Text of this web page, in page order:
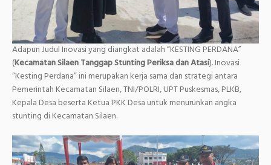
Adapun Judul Inovasi yang diangkat adalah “KESTING PERDANA”
(Kecamatan Silaen Tanggap StuntingPeriksa dan Atasi). Inovasi
“Kesting Perdana” ini merupakan kerja sama dan strategi antara
Pemerintah Kecamatan Silaen, TNI/POLRI, UPT Puskesmas, PLKB,
Kepala Desa beserta Ketua PKK Desa untuk menurunkan angka
stunting di Kecamatan Silaen.